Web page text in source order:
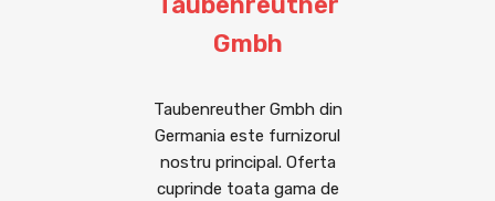
Gmbh
Taubenreuther Gmbh din
Germania este furnizorul
nostru principal. Oferta
cuprinde toata gama de